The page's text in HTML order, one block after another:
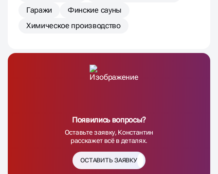
Гаражи
Финские сауны
Химическое производство
Появились вопросы?
Оставьте заявку, Константин
расскажет всё в деталях.
ОСТАВИТЬ ЗАЯВКУ